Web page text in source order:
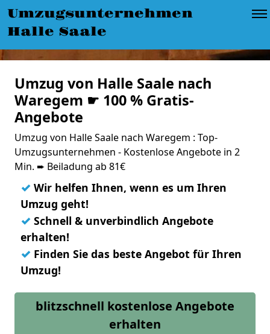
Umzugsunternehmen
Halle Saale
Umzug von Halle Saale nach
Waregem ☛ 100 % Gratis-
Angebote
Umzug von Halle Saale nach Waregem : Top-
Umzugsunternehmen - Kostenlose Angebote in 2
Min. ➨ Beiladung ab 81€
✓ Wir helfen Ihnen, wenn es um Ihren
Umzug geht!
✓ Schnell & unverbindlich Angebote
erhalten!
✓ Finden Sie das beste Angebot für Ihren
Umzug!
blitzschnell kostenlose Angebote
erhalten